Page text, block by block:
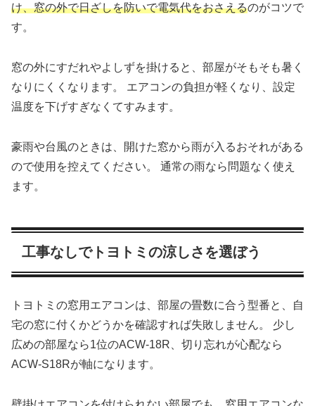
け、窓の外で日ざしを防いで電気代をおさえるのがコツで
す。
窓の外にすだれやよしずを掛けると、部屋がそもそも暑く
なりにくくなります。 エアコンの負担が軽くなり、設定
温度を下げすぎなくてすみます。
豪雨や台風のときは、開けた窓から雨が入るおそれがある
ので使用を控えてください。 通常の雨なら問題なく使え
ます。
工事なしでトヨトミの涼しさを選ぼう
トヨトミの窓用エアコンは、部屋の畳数に合う型番と、自
宅の窓に付くかどうかを確認すれば失敗しません。 少し
広めの部屋なら1位のACW-18R、切り忘れが心配なら
ACW-S18Rが軸になります。